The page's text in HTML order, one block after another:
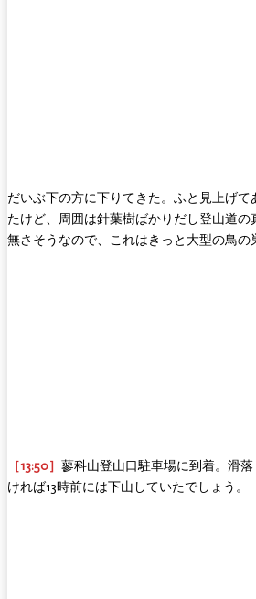
だいぶ下の方に下りてきた。ふと見上げて
たけど、周囲は針葉樹ばかりだし登山道の
無さそうなので、これはきっと大型の鳥の
［13:50］ 蓼科山登山口駐車場に到着。滑
ければ13時前には下山していたでしょう。